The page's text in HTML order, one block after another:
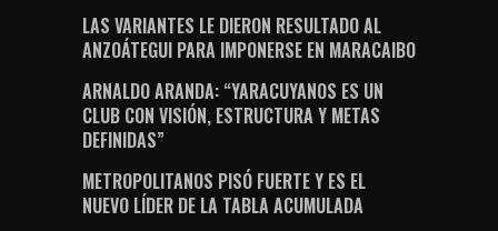
LAS VARIANTES LE DIERON RESULTADO AL
ANZOÁTEGUI PARA IMPONERSE EN MARACAIBO
ARNALDO ARANDA: “YARACUYANOS ES UN
CLUB CON VISIÓN, ESTRUCTURA Y METAS
DEFINIDAS”
METROPOLITANOS PISÓ FUERTE Y ES EL
NUEVO LÍDER DE LA TABLA ACUMULADA